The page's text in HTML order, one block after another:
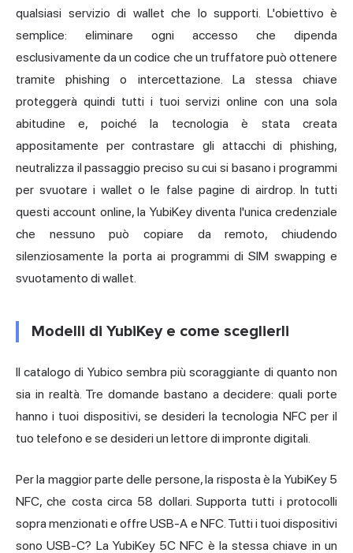
qualsiasi servizio di wallet che lo supporti. L'obiettivo è
semplice: eliminare ogni accesso che dipenda
esclusivamente da un codice che un truffatore può ottenere
tramite phishing o intercettazione. La stessa chiave
proteggerà quindi tutti i tuoi servizi online con una sola
abitudine e, poiché la tecnologia è stata creata
appositamente per contrastare gli attacchi di phishing,
neutralizza il passaggio preciso su cui si basano i programmi
per svuotare i wallet o le false pagine di airdrop. In tutti
questi account online, la YubiKey diventa l'unica credenziale
che nessuno può copiare da remoto, chiudendo
silenziosamente la porta ai programmi di SIM swapping e
svuotamento di wallet.
Modelli di YubiKey e come sceglierli
Il catalogo di Yubico sembra più scoraggiante di quanto non
sia in realtà. Tre domande bastano a decidere: quali porte
hanno i tuoi dispositivi, se desideri la tecnologia NFC per il
tuo telefono e se desideri un lettore di impronte digitali.
Per la maggior parte delle persone, la risposta è la YubiKey 5
NFC, che costa circa 58 dollari. Supporta tutti i protocolli
sopra menzionati e offre USB-A e NFC. Tutti i tuoi dispositivi
sono USB-C? La YubiKey 5C NFC è la stessa chiave in un